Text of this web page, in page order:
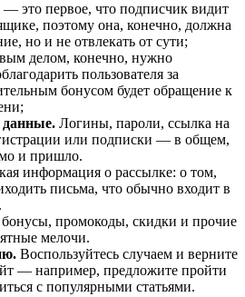
— это первое, что подписчик видит
поэтому она, конечно, должна
но и не отвлекать от сути;
делом, конечно, нужно
пользователя за
бонусом будет обращение к
данные. Логины, пароли, ссылка на
или подписки — в общем,
и пришло.
информация о рассылке: о том,
письма, что обычно входит в
промокоды, скидки и прочие
мелочи.
Воспользуйтесь случаем и верните
— например, предложите пройти
с популярными статьями.